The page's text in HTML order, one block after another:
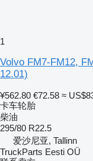
1
Volvo FM7-FM12,
12.01)
¥562.80 €72.58 ≈
卡车轮胎
柴油
295/80 R22.5
爱沙尼亚, Tallinn
TruckParts Eesti OÜ